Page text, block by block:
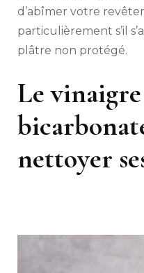
d’abîmer votre
particulièrement s’il
plâtre non protégé.
Le
nettoyer